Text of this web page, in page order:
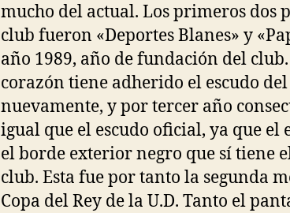
mucho del actual. Los primeros dos
club fueron «Deportes Blanes» y
año 1989, año de fundación del
corazón tiene adherido el escudo
nuevamente, y por tercer año
igual que el escudo oficial, ya que el
el borde exterior negro que sí tiene
club. Esta fue por tanto la segunda
Copa del Rey de la U.D. Tanto el